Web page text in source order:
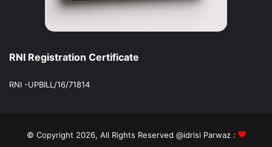
RNI Registration Certificate
RNI -UPBILL/16/71814
© Copyright 2026, All Rights Reserved @idrisi Parwaz :